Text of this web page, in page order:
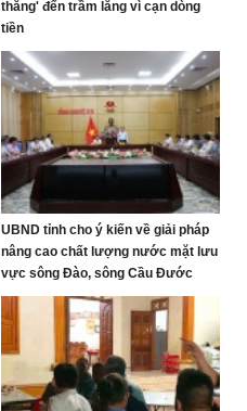
thắng' đến trầm lắng vì cạn dòng
tiền
UBND tỉnh cho ý kiến về giải pháp
nâng cao chất lượng nước mặt lưu
vực sông Đào, sông Cầu Đước